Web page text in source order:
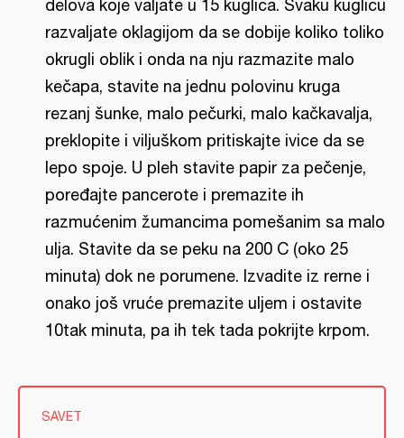
delova koje valjate u 15 kuglica. Svaku kuglicu
razvaljate oklagijom da se dobije koliko toliko
okrugli oblik i onda na nju razmazite malo
kečapa, stavite na jednu polovinu kruga
rezanj šunke, malo pečurki, malo kačkavalja,
preklopite i viljuškom pritiskajte ivice da se
lepo spoje. U pleh stavite papir za pečenje,
poređajte pancerote i premazite ih
razmućenim žumancima pomešanim sa malo
ulja. Stavite da se peku na 200 C (oko 25
minuta) dok ne porumene. Izvadite iz rerne i
onako još vruće premazite uljem i ostavite
10tak minuta, pa ih tek tada pokrijte krpom.
SAVET